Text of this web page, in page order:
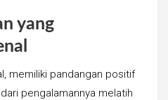
yang
memiliki pandangan positif
pengalamannya melatih